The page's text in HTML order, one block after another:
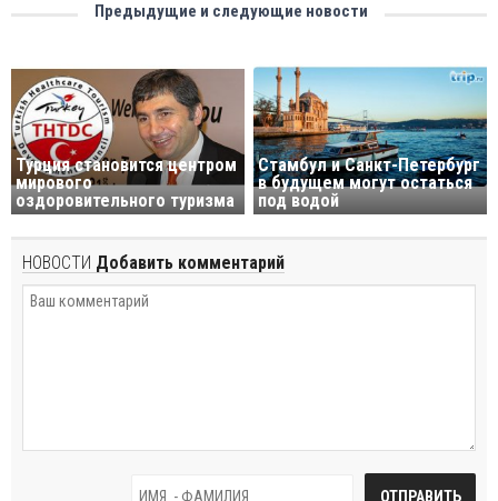
Предыдущие и следующие новости
Турция становится центром
мирового
оздоровительного туризма
Стамбул и Санкт-Петербург
в будущем могут остаться
под водой
НОВОСТИ Добавить комментарий